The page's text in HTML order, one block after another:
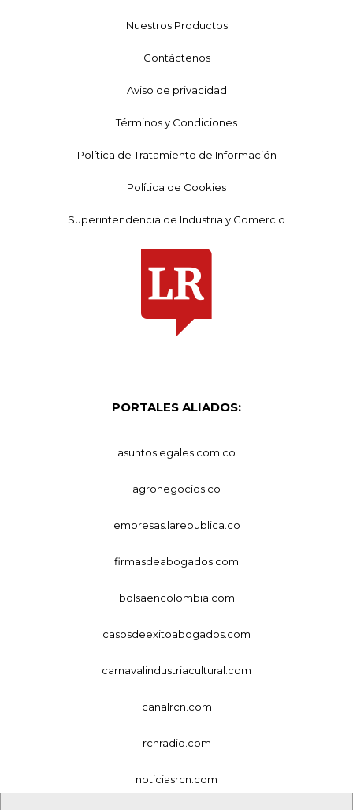
Nuestros Productos
Contáctenos
Aviso de privacidad
Términos y Condiciones
Política de Tratamiento de Información
Política de Cookies
Superintendencia de Industria y Comercio
PORTALES ALIADOS:
asuntoslegales.com.co
agronegocios.co
empresas.larepublica.co
firmasdeabogados.com
bolsaencolombia.com
casosdeexitoabogados.com
carnavalindustriacultural.com
canalrcn.com
rcnradio.com
noticiasrcn.com